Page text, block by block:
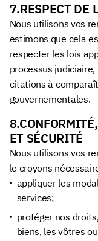
7.RESPECT DE
Nous utilisons vos
estimons que cela
respecter les lois
processus
citations à
gouvernementales.
ET SÉCURITÉ
Nous utilisons vos
le croyons
appliquer les
services;
protéger nos
biens, les vôtres